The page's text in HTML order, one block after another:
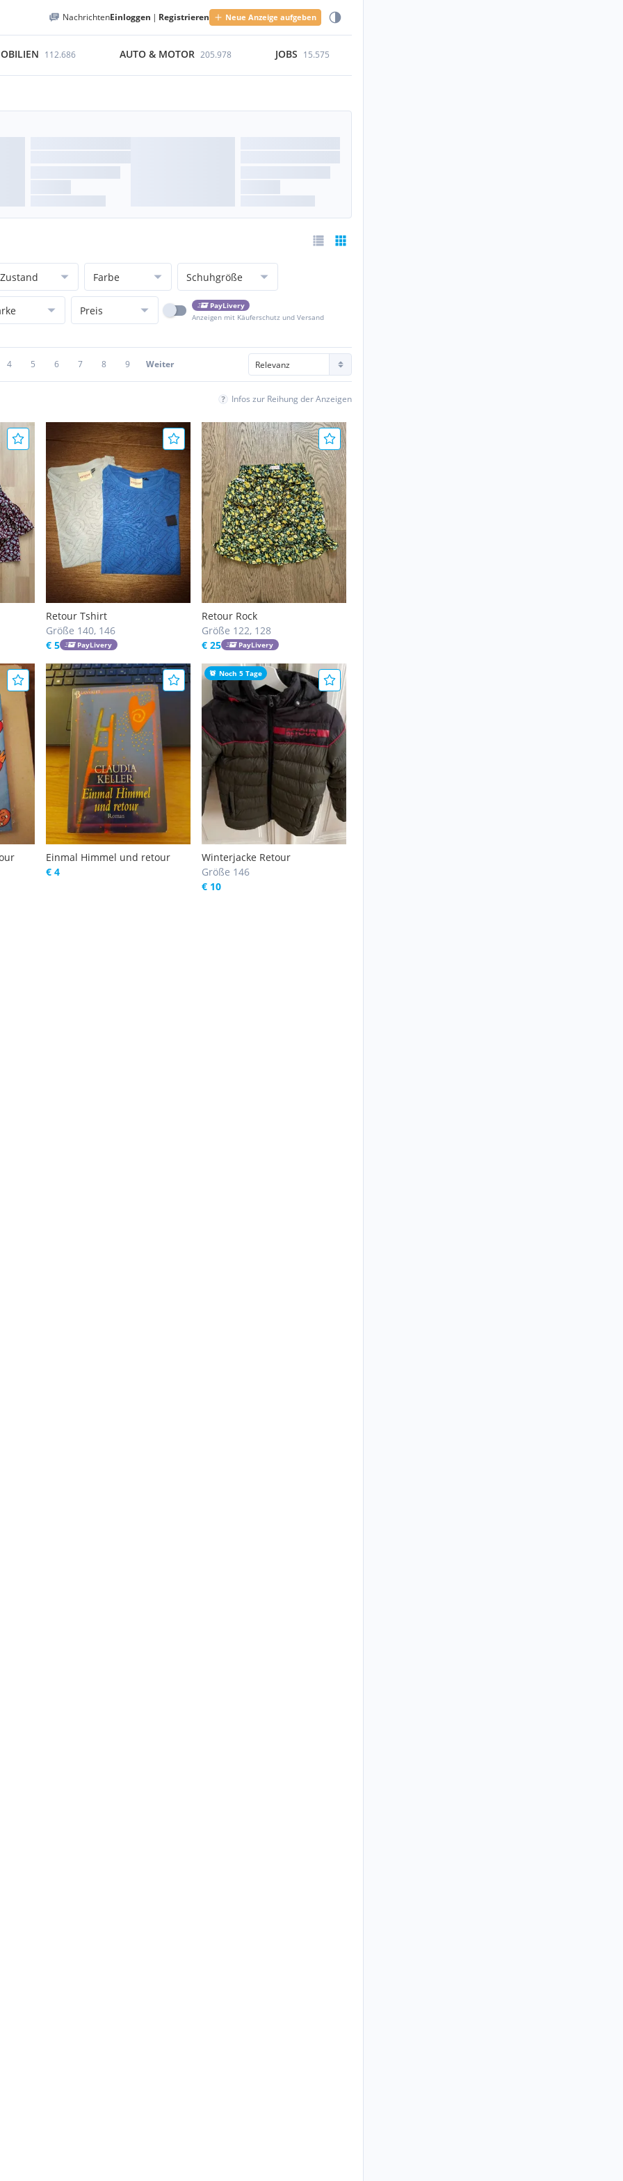
NachrichtenEinloggen | Registrieren Neue Anzeige aufgeben
112.686 AUTO & MOTOR 205.978 JOBS 15.575
Zustand Farbe Schuhgröße
Preis
PayLivery
Anzeigen mit Käuferschutz und Versand
4 5 6 7 8 9 Weiter
Infos zur Reihung der Anzeigen
Retour Tshirt
Größe 140, 146
€ 5
PayLivery
Retour Rock
Größe 122, 128
€ 25
PayLivery
Einmal Himmel und retour
€ 4
Noch 5 Tage
Winterjacke Retour
Größe 146
€ 10